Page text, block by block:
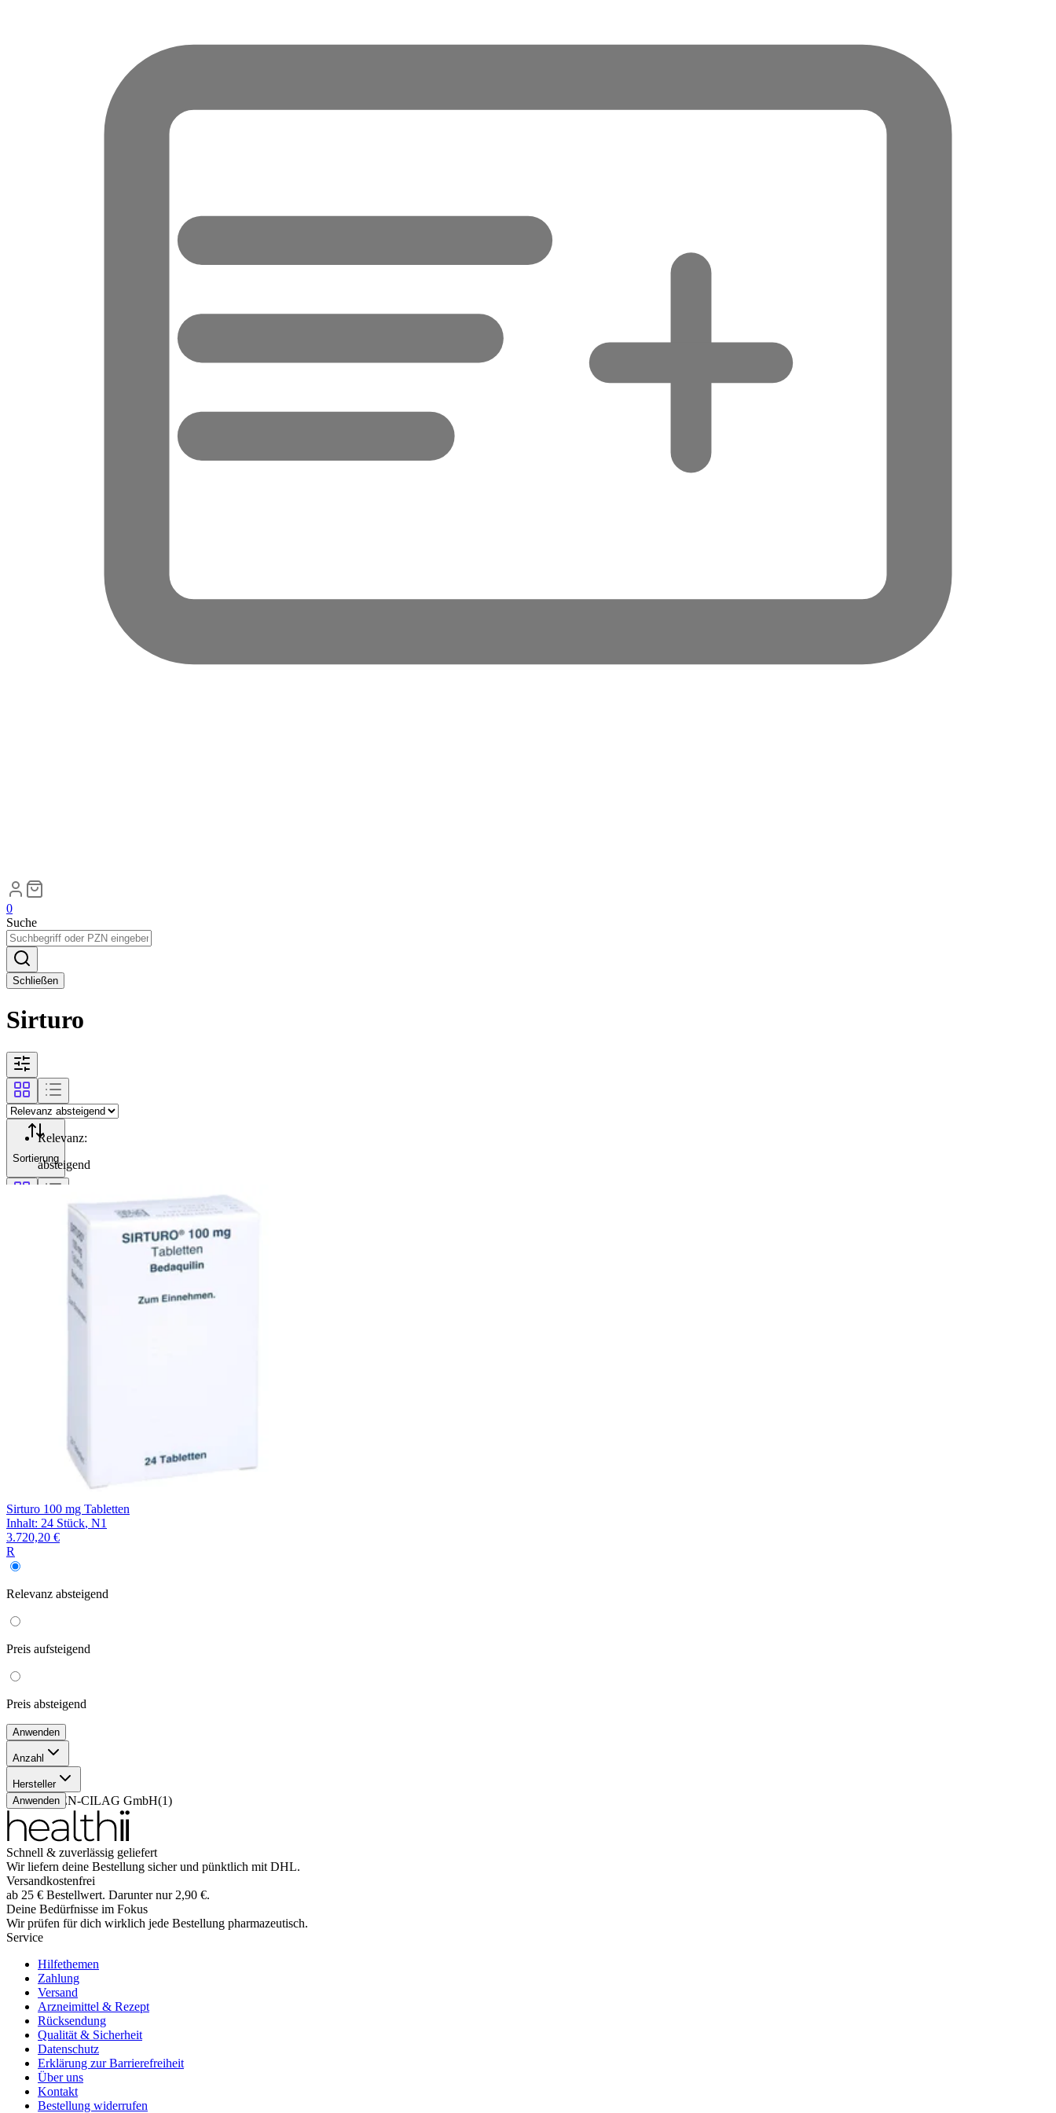
0
Suche
Schließen
Sirturo
Sortierung
Relevanz:
absteigend
Sirturo 100 mg Tabletten
Inhalt: 24 Stück, N1
3.720,20 €
R
Relevanz absteigend
Preis aufsteigend
Preis absteigend
Anwenden
Anzahl
24 Stück (1
Hersteller
JANSSEN-CILAG GmbH(1)
Anwenden
Schnell & zuverlässig geliefert
Wir liefern deine Bestellung sicher und pünktlich mit DHL.
Versandkostenfrei
ab 25 € Bestellwert. Darunter nur 2,90 €.
Deine Bedürfnisse im Fokus
Wir prüfen für dich wirklich jede Bestellung pharmazeutisch.
Service
Hilfethemen
Zahlung
Versand
Arzneimittel & Rezept
Rücksendung
Qualität & Sicherheit
Datenschutz
Erklärung zur Barrierefreiheit
Über uns
Kontakt
Bestellung widerrufen